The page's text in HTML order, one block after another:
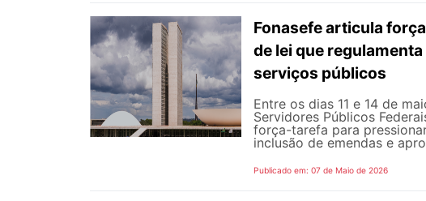
Fonasefe articula
de lei que
serviços públicos
Entre os dias 11 e 14 de
Servidores Públicos
força-tarefa para
inclusão de emendas e
Publicado em: 07 de Maio de 2026